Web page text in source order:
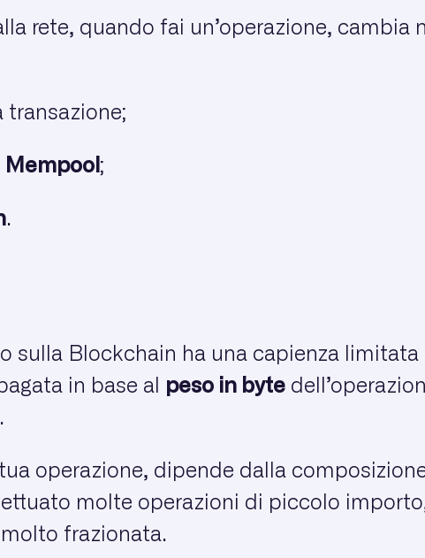
rete, quando fai un’operazione, cambia
transazione;
Mempool ;
.
sulla Blockchain ha una capienza limitata
in base al peso in byte
tua operazione, dipende dalla
molte operazioni di piccolo
frazionata.